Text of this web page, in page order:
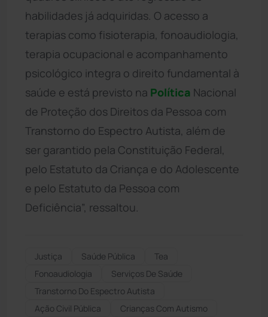
habilidades já adquiridas. O acesso a
terapias como fisioterapia, fonoaudiologia,
terapia ocupacional e acompanhamento
psicológico integra o direito fundamental à
saúde e está previsto na Política Nacional
de Proteção dos Direitos da Pessoa com
Transtorno do Espectro Autista, além de
ser garantido pela Constituição Federal,
pelo Estatuto da Criança e do Adolescente
e pelo Estatuto da Pessoa com
Deficiência”, ressaltou.
Justiça Saúde Pública
Tea
Fonoaudiologia
Serviços De Saúde
Transtorno Do Espectro Autista
Ação Civil Pública
Crianças Com Autismo